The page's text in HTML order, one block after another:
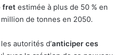
fret estimée à plus de 50 % en
de tonnes en 2050.
autorités d’anticiper ces